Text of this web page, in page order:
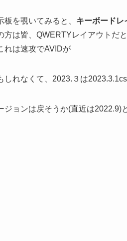
を覗いてみると、 キーボードレ
方は皆、QWERTYレイアウトだ
れは速攻でAVIDが
しれなくて、2023.３は
ジョンは戻そうか(直近は2022.9)